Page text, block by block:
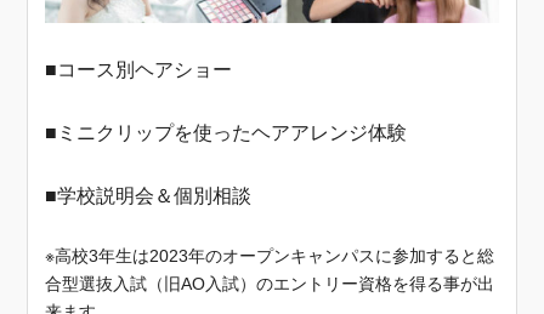
■コース別ヘアショー
■ミニクリップを使ったヘアアレンジ体験
■学校説明会＆個別相談
※高校3年生は2023年のオープンキャンパスに参加すると総
合型選抜入試（旧AO入試）のエントリー資格を得る事が出